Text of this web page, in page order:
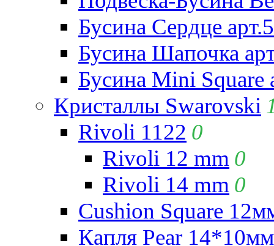
Бусина Сердце
Бусина Шапочка
Бусина Mini Square
Кристаллы Swarovski
Rivoli 1122 0
Rivoli 12 mm 0
Rivoli 14 mm 0
Cushion Square
Капля Pear